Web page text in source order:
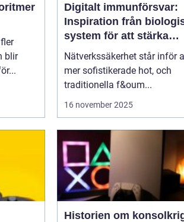
blir
Digitalt immunförsvar:
Inspiration från
system för att stärka
nätverkssäkerhet
Nätverkssäkerhet står inför
mer sofistikerade hot, och
traditionella f&oum...
16 november 2025
Historien om